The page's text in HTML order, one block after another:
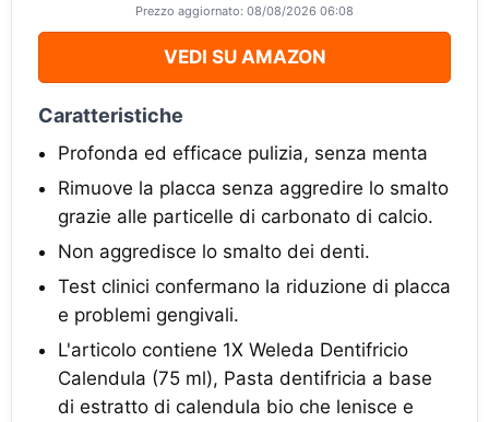
Prezzo aggiornato: 08/08/2026 06:08
VEDI SU AMAZON
Caratteristiche
Profonda ed efficace pulizia, senza menta
Rimuove la placca senza aggredire lo smalto
grazie alle particelle di carbonato di calcio.
Non aggredisce lo smalto dei denti.
Test clinici confermano la riduzione di placca
e problemi gengivali.
L'articolo contiene 1X Weleda Dentifricio
Calendula (75 ml), Pasta dentifricia a base
di estratto di calendula bio che lenisce e